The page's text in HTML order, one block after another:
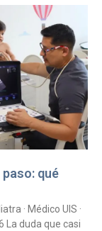
qué
· Médico UIS ·
La duda que casi